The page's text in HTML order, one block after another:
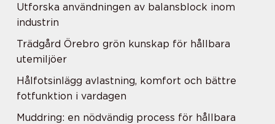
Utforska användningen av balansblock inom
industrin
Trädgård Örebro grön kunskap för hållbara
utemiljöer
Hålfotsinlägg avlastning, komfort och bättre
fotfunktion i vardagen
Muddring: en nödvändig process för hållbara